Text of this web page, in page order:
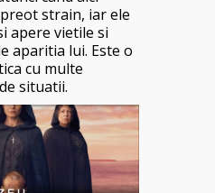
strain, iar ele
apere vietile si
aparitia lui. Este o
cu multe
situatii.